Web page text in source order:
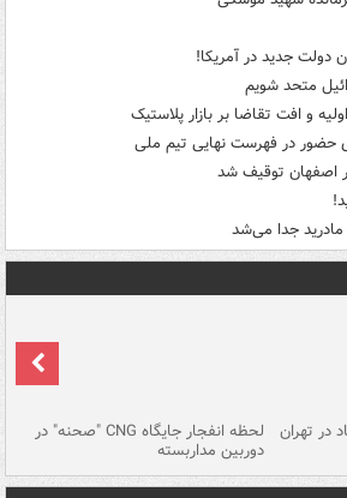
دولت جدید در آمریکا!
متحد شویم
و افت تقاضا بر بازار پلاستیک
مادرید جدا می‌شد
در تهران لحظه انفجار جایگاه CNG "صحنه" در
دوربین مداربسته